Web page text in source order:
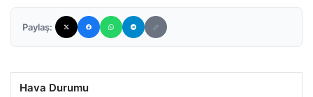
Paylaş:
Hava Durumu